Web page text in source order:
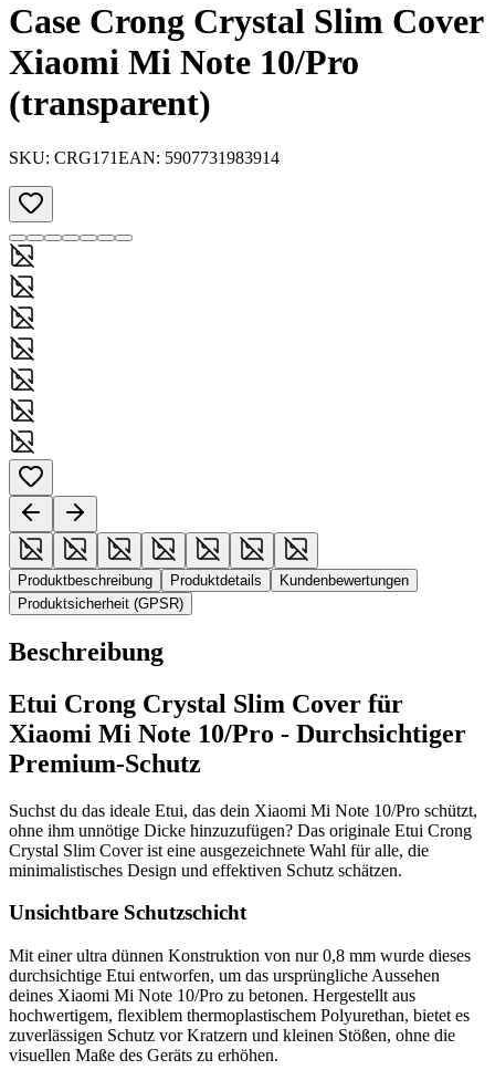
Case Crong Crystal Slim Cover
Xiaomi Mi Note 10/Pro
(transparent)
SKU: CRG171EAN: 5907731983914
Produktbeschreibung Produktdetails
Kundenbewertungen
Produktsicherheit (GPSR)
Beschreibung
Etui Crong Crystal Slim Cover für
Xiaomi Mi Note 10/Pro - Durchsichtiger
Premium-Schutz
Suchst du das ideale Etui, das dein Xiaomi Mi Note 10/Pro schützt,
ohne ihm unnötige Dicke hinzuzufügen? Das originale Etui Crong
Crystal Slim Cover ist eine ausgezeichnete Wahl für alle, die
minimalistisches Design und effektiven Schutz schätzen.
Unsichtbare Schutzschicht
Mit einer ultra dünnen Konstruktion von nur 0,8 mm wurde dieses
durchsichtige Etui entworfen, um das ursprüngliche Aussehen
deines Xiaomi Mi Note 10/Pro zu betonen. Hergestellt aus
hochwertigem, flexiblem thermoplastischem Polyurethan, bietet es
zuverlässigen Schutz vor Kratzern und kleinen Stößen, ohne die
visuellen Maße des Geräts zu erhöhen.